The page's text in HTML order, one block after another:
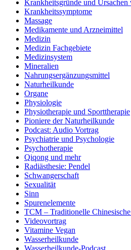
Krankheitsgründe und
Krankheitssymptome
Massage
Medikamente und Arzneimittel
Medizin
Medizin Fachgebiete
Medizinsystem
Mineralien
Nahrungsergänzungsmittel
Naturheilkunde
Organe
Physiologie
Physiotherapie und Sporttherapie
Pioniere der Naturheilkunde
Podcast: Audio Vortrag
Psychiatrie und Psychologie
Psychotherapie
Qiqong und mehr
Radiästhesie: Pendel
Schwangerschaft
Sexualität
Sinn
Spurenelemente
TCM – Traditionelle
Videovortrag
Vitamine Vegan
Wasserheilkunde
Wasserheilkunde-Podcast